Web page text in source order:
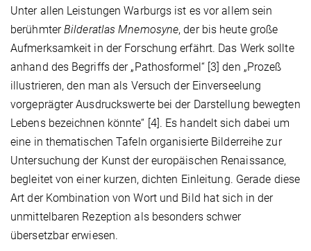
Unter allen Leistungen Warburgs ist es vor allem sein
berühmterBilderatlas Mnemosyne, der bis heute große
Aufmerksamkeit in der Forschung erfährt. Das Werk sollte
anhand des Begriffs der „Pathosformel“ [3] den „Prozeß
illustrieren, den man als Versuch der Einverseelung
vorgeprägter Ausdruckswerte bei der Darstellung bewegten
Lebens bezeichnen könnte“ [4]. Es handelt sich dabei um
eine in thematischen Tafeln organisierte Bilderreihe zur
Untersuchung der Kunst der europäischen Renaissance,
begleitet von einer kurzen, dichten Einleitung. Gerade diese
Art der Kombination von Wort und Bild hat sich in der
unmittelbaren Rezeption als besonders schwer
übersetzbar erwiesen.